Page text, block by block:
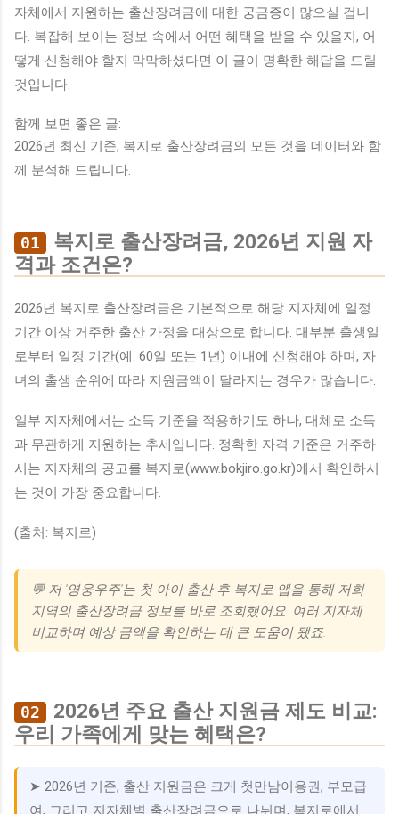
자체에서 지원하는 출산장려금에 대한 궁금증이 많으실 겁니
다. 복잡해 보이는 정보 속에서 어떤 혜택을 받을 수 있을지, 어
떻게 신청해야 할지 막막하셨다면 이 글이 명확한 해답을 드릴
것입니다.
함께 보면 좋은 글:
2026년 최신 기준, 복지로 출산장려금의 모든 것을 데이터와 함
께 분석해 드립니다.
01
복지로 출산장려금, 2026년 지원 자
격과 조건은?
2026년 복지로 출산장려금은 기본적으로 해당 지자체에 일정
기간 이상 거주한 출산 가정을 대상으로 합니다. 대부분 출생일
로부터 일정 기간(예: 60일 또는 1년) 이내에 신청해야 하며, 자
녀의 출생 순위에 따라 지원금액이 달라지는 경우가 많습니다.
일부 지자체에서는 소득 기준을 적용하기도 하나, 대체로 소득
과 무관하게 지원하는 추세입니다. 정확한 자격 기준은 거주하
시는 지자체의 공고를 복지로(www.bokjiro.go.kr)에서 확인하시
는 것이 가장 중요합니다.
(출처: 복지로)
💬 저 '영웅우주'는 첫 아이 출산 후 복지로 앱을 통해 저희
지역의 출산장려금 정보를 바로 조회했어요. 여러 지자체
비교하며 예상 금액을 확인하는 데 큰 도움이 됐죠.
02
2026년 주요 출산 지원금 제도 비교:
우리 가족에게 맞는 혜택은?
➤ 2026년 기준, 출산 지원금은 크게 첫만남이용권, 부모급
여, 그리고 지자체별 출산장려금으로 나뉘며, 복지로에서